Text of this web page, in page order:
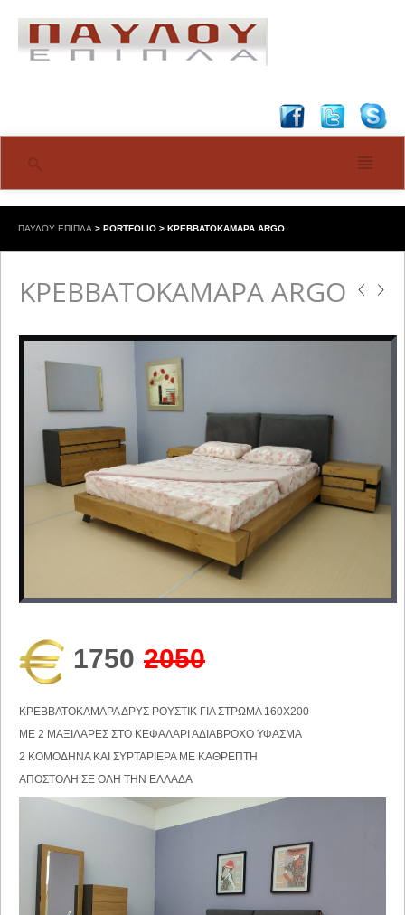
ΠΑΥΛΟΥ ΕΠΙΠΛΑ > PORTFOLIO > ΚΡΕΒΒΑΤΟΚΑΜΑΡΑ ARGO
ΚΡΕΒΒΑΤΟΚΑΜΑΡΑ ARGO
1750 2050
ΚΡΕΒΒΑΤΟΚΑΜΑΡΑ ΔΡΥΣ ΡΟΥΣΤΙΚ ΓΙΑ ΣΤΡΩΜΑ 160Χ200
ΜΕ 2 ΜΑΞΙΛΑΡΕΣ ΣΤΟ ΚΕΦΑΛΑΡΙ ΑΔΙΑΒΡΟΧΟ ΥΦΑΣΜΑ
2 ΚΟΜΟΔΗΝΑ ΚΑΙ ΣΥΡΤΑΡΙΕΡΑ ΜΕ ΚΑΘΡΕΠΤΗ
ΑΠΟΣΤΟΛΗ ΣΕ ΟΛΗ ΤΗΝ ΕΛΛΑΔΑ